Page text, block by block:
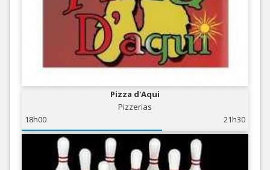
Pizza d'Aqui
Pizzerias
18h00
21h30